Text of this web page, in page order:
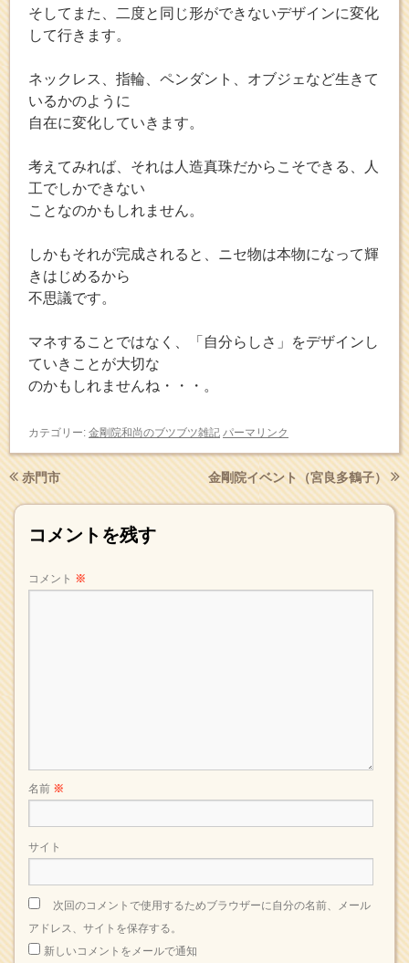
そしてまた、二度と同じ形ができないデザインに変化
して行きます。
ネックレス、指輪、ペンダント、オブジェなど生きて
いるかのように
自在に変化していきます。
考えてみれば、それは人造真珠だからこそできる、人
工でしかできない
ことなのかもしれません。
しかもそれが完成されると、ニセ物は本物になって輝
きはじめるから
不思議です。
マネすることではなく、「自分らしさ」をデザインし
ていきことが大切な
のかもしれませんね・・・。
カテゴリー: 金剛院和尚のブツブツ雑記 パーマリンク
赤門市 金剛院イベント（宮良多鶴子）
コメントを残す
コメント ※
名前 ※
サイト
次回のコメントで使用するためブラウザーに自分の名前、メール
アドレス、サイトを保存する。
新しいコメントをメールで通知